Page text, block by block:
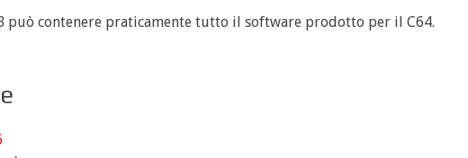
può contenere praticamente tutto il software prodotto per il C64.